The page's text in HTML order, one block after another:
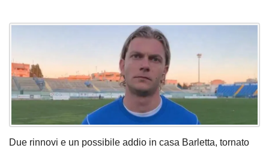
Due rinnovi e un possibile addio in casa Barletta, tornato